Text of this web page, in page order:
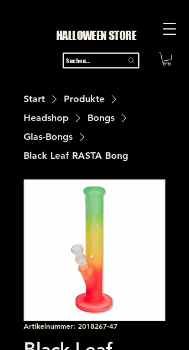
HALLOWEEN STORE
Suchen...
Start
Produkte
Headshop
Bongs
Glas-Bongs
Black Leaf RASTA Bong
Artikelnummer: 2018267-47